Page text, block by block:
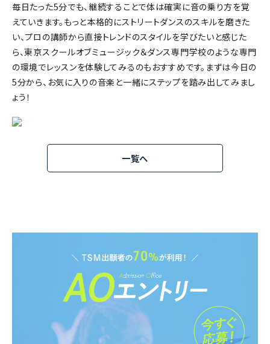
毎日たった5分でも、継続することで体は確実に音の乗り方を覚
えていきます。もっと本格的にストリートダンスのスキルを磨きた
い、プロの講師から直接トレンドのスタイルを学びたいと感じた
ら、東京スクールオブミュージック＆ダンス専門学校のような専門
の環境でレッスンを体験してみるのもおすすめです。まずは今日の
5分から、お気に入りの音楽と一緒にステップを踏み出してみまし
ょう！
一覧へ